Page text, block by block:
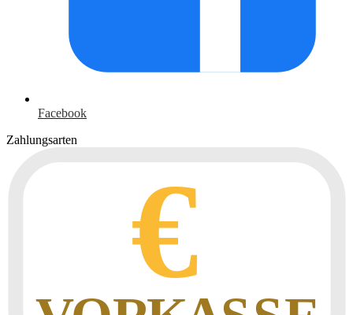
Facebook
Zahlungsarten